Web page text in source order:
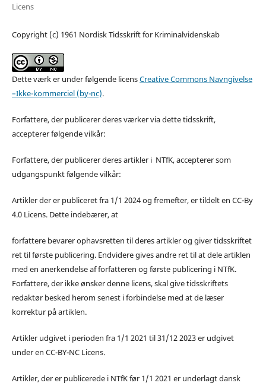
Licens
Copyright (c) 1961 Nordisk Tidsskrift for Kriminalvidenskab
Dette værk er under følgende licensCreative Commons Navngivelse
–Ikke-kommerciel (by-nc).
Forfattere, der publicerer deres værker via dette tidsskrift,
accepterer følgende vilkår:
Forfattere, der publicerer deres artikler i NTfK, accepterer som
udgangspunkt følgende vilkår:
Artikler der er publiceret fra 1/1 2024 og fremefter, er tildelt en CC-By
4.0 Licens. Dette indebærer, at
forfattere bevarer ophavsretten til deres artikler og giver tidsskriftet
ret til første publicering. Endvidere gives andre ret til at dele artiklen
med en anerkendelse af forfatteren og første publicering i NTfK.
Forfattere, der ikke ønsker denne licens, skal give tidsskriftets
redaktør besked herom senest i forbindelse med at de læser
korrektur på artiklen.
Artikler udgivet i perioden fra 1/1 2021 til 31/12 2023 er udgivet
under en CC-BY-NC Licens.
Artikler, der er publicerede i NTfK før 1/1 2021 er underlagt dansk